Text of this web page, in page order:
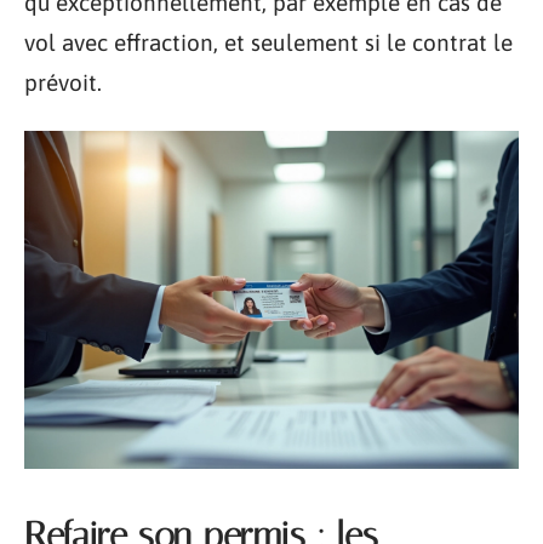
vol avec effraction, et seulement si le contrat le
prévoit.
Refaire son permis : les